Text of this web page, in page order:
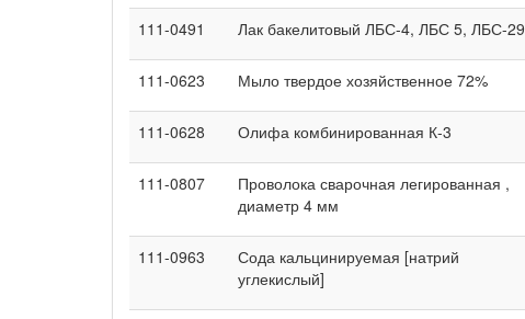
111-0491 Лак бакелитовый ЛБС-4, ЛБС 5, ЛБС-29
111-0623 Мыло твердое хозяйственное 72%
111-0628 Олифа комбинированная К-3
111-0807
Проволока сварочная легированная ,
диаметр 4 мм
111-0963
Сода кальцинируемая [натрий
углекислый]